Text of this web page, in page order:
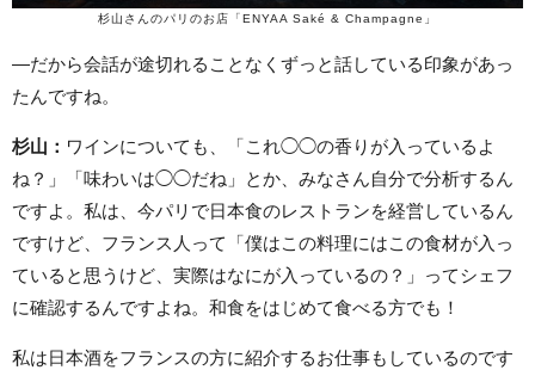
杉山さんのパリのお店「ENYAA Saké & Champagne」
—だから会話が途切れることなくずっと話している印象があっ
たんですね。
杉山： ワインについても、「これ◯◯の香りが入っているよ
ね？」「味わいは◯◯だね」とか、みなさん自分で分析するん
ですよ。私は、今パリで日本食のレストランを経営しているん
ですけど、フランス人って「僕はこの料理にはこの食材が入っ
ていると思うけど、実際はなにが入っているの？」ってシェフ
に確認するんですよね。和食をはじめて食べる方でも！
私は日本酒をフランスの方に紹介するお仕事もしているのです